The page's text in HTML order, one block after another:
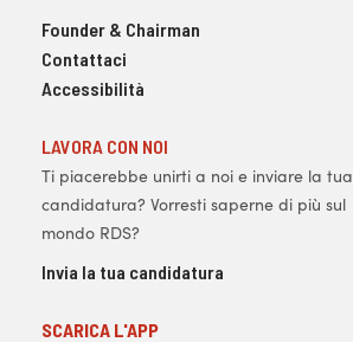
Founder & Chairman
Contattaci
Accessibilità
LAVORA CON NOI
Ti piacerebbe unirti a noi e inviare la tua
candidatura? Vorresti saperne di più sul
mondo RDS?
Invia la tua candidatura
SCARICA L'APP